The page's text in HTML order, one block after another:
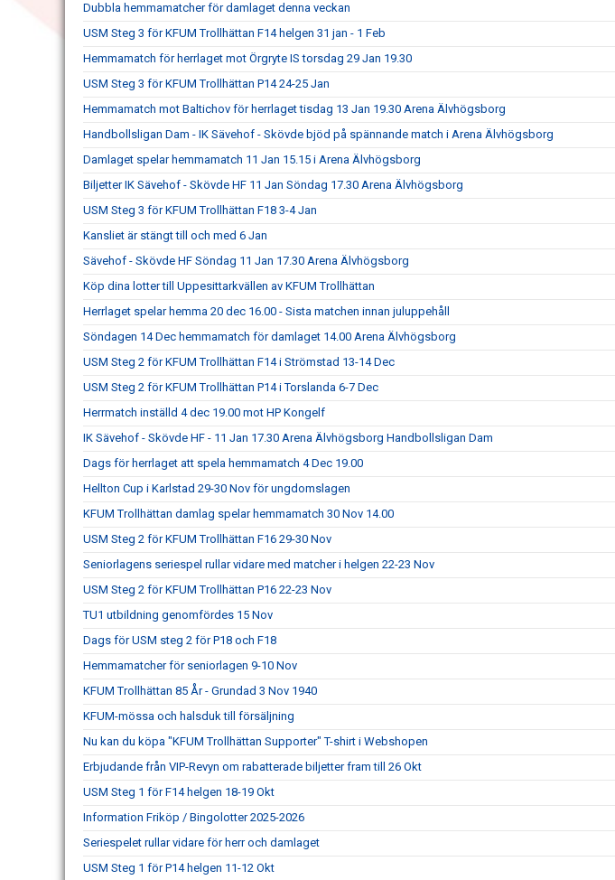
Dubbla hemmamatcher för damlaget denna veckan
USM Steg 3 för KFUM Trollhättan F14 helgen 31 jan - 1 Feb
Hemmamatch för herrlaget mot Örgryte IS torsdag 29 Jan 19.30
USM Steg 3 för KFUM Trollhättan P14 24-25 Jan
Hemmamatch mot Baltichov för herrlaget tisdag 13 Jan 19.30 Arena Älvhögsborg
Handbollsligan Dam - IK Sävehof - Skövde bjöd på spännande match i Arena Älvhögsborg
Damlaget spelar hemmamatch 11 Jan 15.15 i Arena Älvhögsborg
Biljetter IK Sävehof - Skövde HF 11 Jan Söndag 17.30 Arena Älvhögsborg
USM Steg 3 för KFUM Trollhättan F18 3-4 Jan
Kansliet är stängt till och med 6 Jan
Sävehof - Skövde HF Söndag 11 Jan 17.30 Arena Älvhögsborg
Köp dina lotter till Uppesittarkvällen av KFUM Trollhättan
Herrlaget spelar hemma 20 dec 16.00 - Sista matchen innan juluppehåll
Söndagen 14 Dec hemmamatch för damlaget 14.00 Arena Älvhögsborg
USM Steg 2 för KFUM Trollhättan F14 i Strömstad 13-14 Dec
USM Steg 2 för KFUM Trollhättan P14 i Torslanda 6-7 Dec
Herrmatch inställd 4 dec 19.00 mot HP Kongelf
IK Sävehof - Skövde HF - 11 Jan 17.30 Arena Älvhögsborg Handbollsligan Dam
Dags för herrlaget att spela hemmamatch 4 Dec 19.00
Hellton Cup i Karlstad 29-30 Nov för ungdomslagen
KFUM Trollhättan damlag spelar hemmamatch 30 Nov 14.00
USM Steg 2 för KFUM Trollhättan F16 29-30 Nov
Seniorlagens seriespel rullar vidare med matcher i helgen 22-23 Nov
USM Steg 2 för KFUM Trollhättan P16 22-23 Nov
TU1 utbildning genomfördes 15 Nov
Dags för USM steg 2 för P18 och F18
Hemmamatcher för seniorlagen 9-10 Nov
KFUM Trollhättan 85 År - Grundad 3 Nov 1940
KFUM-mössa och halsduk till försäljning
Nu kan du köpa "KFUM Trollhättan Supporter" T-shirt i Webshopen
Erbjudande från VIP-Revyn om rabatterade biljetter fram till 26 Okt
USM Steg 1 för F14 helgen 18-19 Okt
Information Friköp / Bingolotter 2025-2026
Seriespelet rullar vidare för herr och damlaget
USM Steg 1 för P14 helgen 11-12 Okt